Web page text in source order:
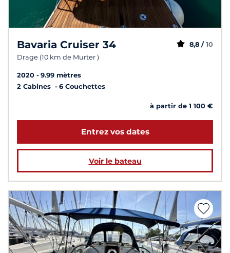
Bavaria Cruiser 34
Drage (10 km de Murter )
8,8 / 10
2020
9.99 mètres
2 Cabines
6 Couchettes
à partir de 1 100 €
Entrez vos dates
Voir le bateau